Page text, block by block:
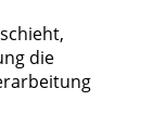
die